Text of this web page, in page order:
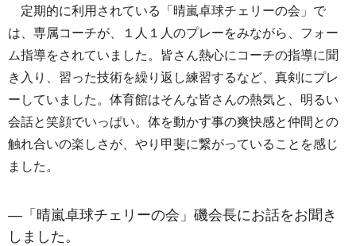
定期的に利用されている「晴嵐卓球チェリーの会」で
は、専属コーチが、１人１人のプレーをみながら、フォー
ム指導をされていました。皆さん熱心にコーチの指導に聞
き入り、習った技術を繰り返し練習するなど、真剣にプレ
ーしていました。体育館はそんな皆さんの熱気と、明るい
会話と笑顔でいっぱい。体を動かす事の爽快感と仲間との
触れ合いの楽しさが、やり甲斐に繋がっていることを感じ
ました。
―「晴嵐卓球チェリーの会」磯会長にお話をお聞き
しました。